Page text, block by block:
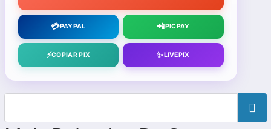
💳PAYPAL 📲PICPAY
⚡COPIAR PIX ✨LIVEPIX